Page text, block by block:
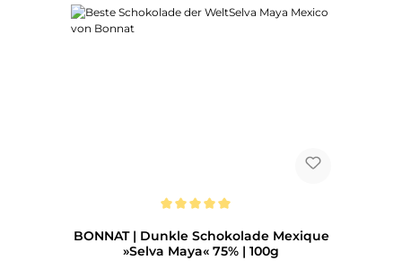
BONNAT | Dunkle Schokolade Mexique
»Selva Maya« 75% | 100g